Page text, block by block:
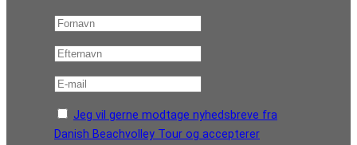
Jeg vil gerne modtage nyhedsbreve fra
Danish Beachvolley Tour og accepterer